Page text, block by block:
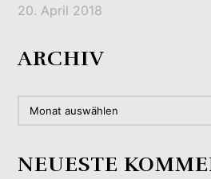
20. April 2018
ARCHIV
NEUESTE